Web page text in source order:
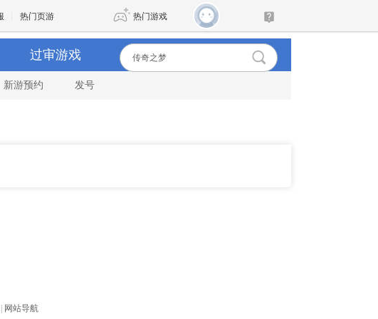
热门页游 热门游戏
魔兽 DNF
过审游戏
新游预约 发号
网站导航